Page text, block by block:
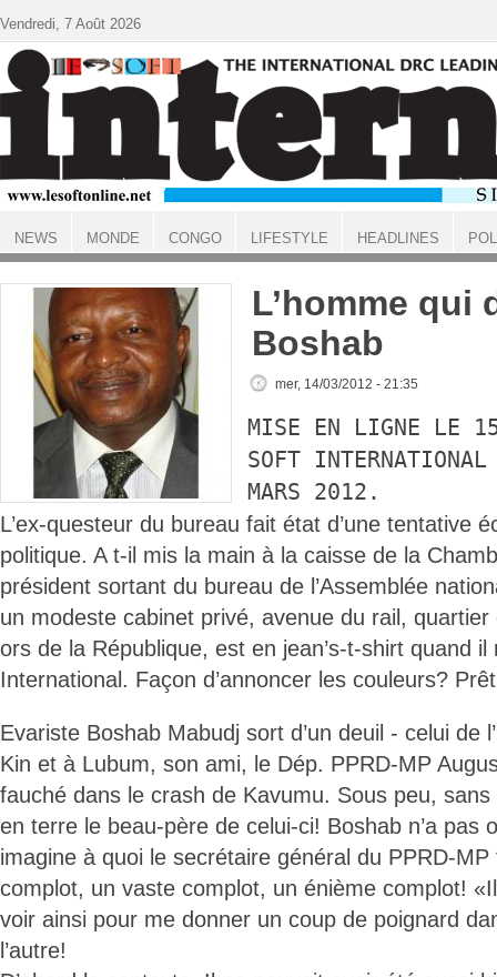
ACCUEIL
L’homme qui
Boshab
mer, 14/03/2012 - 21:35
MISE EN LIGNE LE
SOFT
MARS 2012.
L’ex-questeur du bureau fait état d’une tentative
politique. A t-il mis la main à la caisse de la
président sortant du bureau de l’Assemblée
un modeste cabinet privé, avenue du rail,
ors de la République, est en jean’s-t-shirt quand
International. Façon d’annoncer les couleurs?
Evariste Boshab Mabudj sort d’un deuil - celui de
Kin et à Lubum, son ami, le Dép. PPRD-MP
fauché dans le crash de Kavumu. Sous peu,
en terre le beau-père de celui-ci! Boshab n’a pas
imagine à quoi le secrétaire général du PPRD-
complot, un vaste complot, un énième complot!
voir ainsi pour me donner un coup de poignard
l’autre!
Vendredi, 7 Août 2026
NEWS MONDE CONGO LIFESTYLE HEADLINES